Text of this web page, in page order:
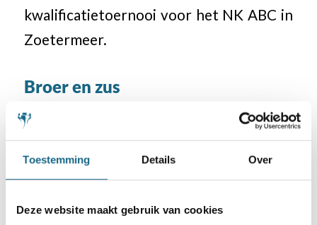
Toestemming Details Over
Deze website maakt gebruik van cookies
kwalificatietoernooi voor het NK ABC in
Zoetermeer.
Broer en zus
Zijn oudere broer Nicholas houdt ook
van schaken, en de twee spelen vaak
samen thuis om van elkaar te leren.
en is zij ook begonnen met schaken. En nu